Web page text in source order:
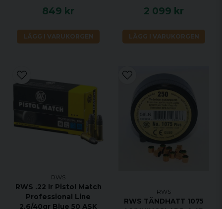
849 kr
LÄGG I VARUKORGEN
2 099 kr
LÄGG I VARUKORGEN
RWS
RWS .22 lr Pistol Match
Professional Line
2,6/40gr Blue 50 ASK
RWS
RWS TÄNDHATT 1075